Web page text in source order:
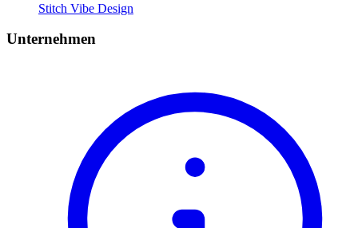
Stitch Vibe Design
Unternehmen